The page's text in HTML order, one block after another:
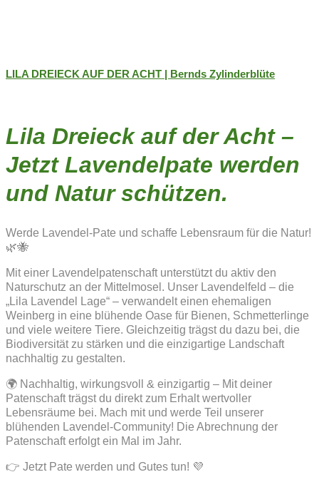
LILA DREIECK AUF DER ACHT | Bernds Zylinderblüte
Lila Dreieck auf der Acht –
Jetzt Lavendelpate werden
und Natur schützen.
Werde Lavendel-Pate und schaffe Lebensraum für die Natur!
🌿🐝
Mit einer Lavendelpatenschaft unterstützt du aktiv den
Naturschutz an der Mittelmosel. Unser Lavendelfeld – die
„Lila Lavendel Lage“ – verwandelt einen ehemaligen
Weinberg in eine blühende Oase für Bienen, Schmetterlinge
und viele weitere Tiere. Gleichzeitig trägst du dazu bei, die
Biodiversität zu stärken und die einzigartige Landschaft
nachhaltig zu gestalten.
🌍 Nachhaltig, wirkungsvoll & einzigartig – Mit deiner
Patenschaft trägst du direkt zum Erhalt wertvoller
Lebensräume bei. Mach mit und werde Teil unserer
blühenden Lavendel-Community! Die Abrechnung der
Patenschaft erfolgt ein Mal im Jahr.
👉 Jetzt Pate werden und Gutes tun! 💜